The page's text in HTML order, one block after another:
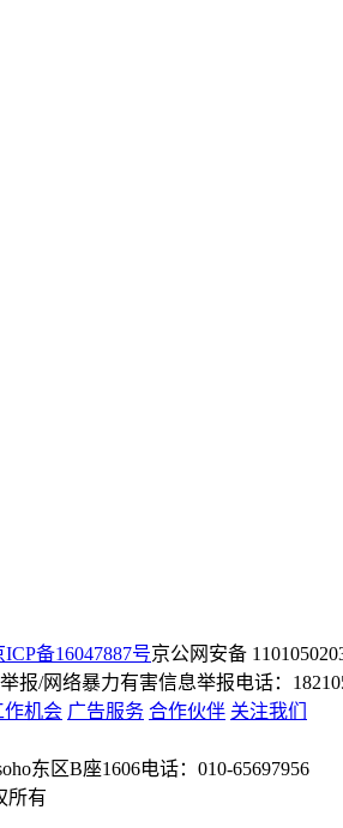
ICP备16047887号京公网安备
报/网络暴力有害信息举报电话：
作机会 广告服务 合作伙伴 关注我们
东区B座1606电话：010-65697956
所有